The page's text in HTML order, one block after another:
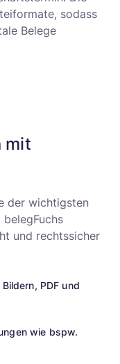
sodass
Belege
mit
der wichtigsten
und rechtssicher
PDF und
wie bspw.